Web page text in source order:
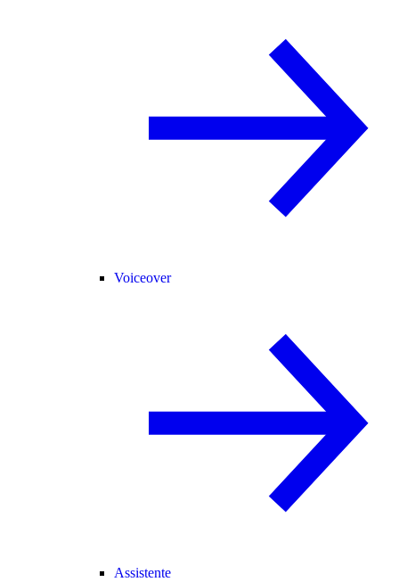
Voiceover
Assistente